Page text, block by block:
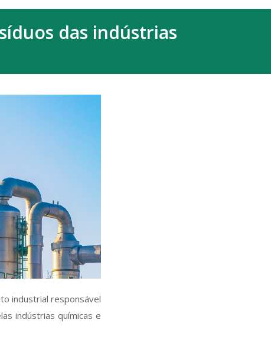
das indústrias
industrial responsável
indústrias químicas e